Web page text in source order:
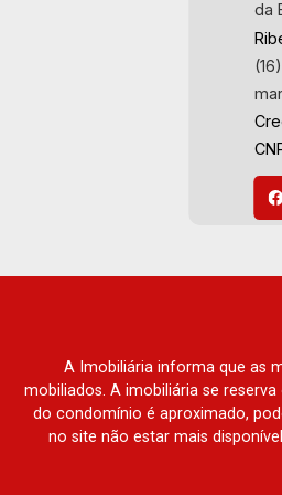
da
A Imobiliária informa que as
mobiliados. A imobiliária se
do condomínio é aproximado,
no site não estar mais